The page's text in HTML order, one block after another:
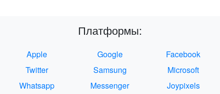
Платформы:
Apple Google
Facebook
Twitter
Samsung
Microsoft
Whatsapp
Messenger
Joypixels